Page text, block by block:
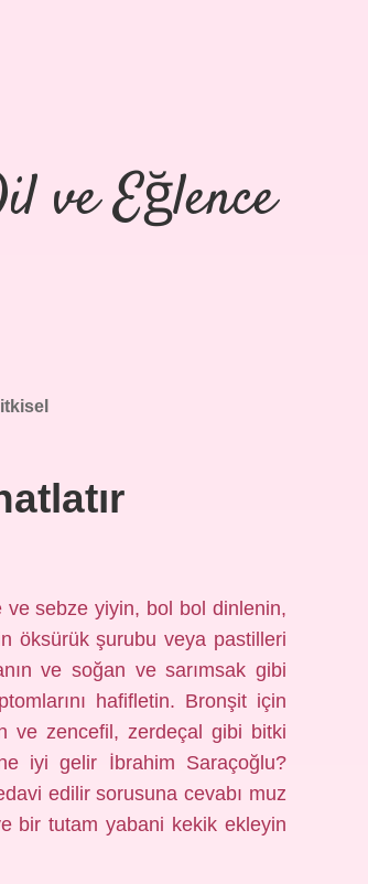
ve Eğlence
ve sebze yiyin, bol bol dinlenin,
öksürük şurubu veya pastilleri
ve soğan ve sarımsak gibi
hafifletin. Bronşit için
ve zencefil, zerdeçal gibi bitki
iyi gelir İbrahim Saraçoğlu?
edilir sorusuna cevabı muz
bir tutam yabani kekik ekleyin